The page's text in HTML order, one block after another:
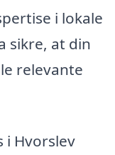
i lokale
sikre, at din
relevante
i Hvorslev